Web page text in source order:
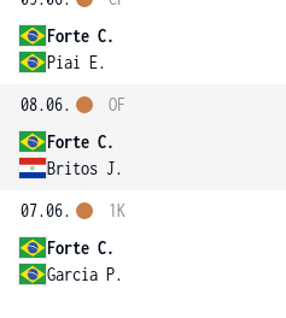
Forte C.
Piai E.
08.06.
Forte C.
Britos J.
OF
07.06.
Forte C.
Garcia P.
1K